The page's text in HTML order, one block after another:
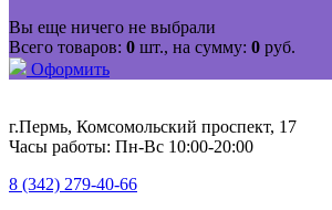
Вы еще ничего не выбрали
Всего товаров: 0 шт., на сумму: 0 руб.
Оформить
г.Пермь, Комсомольский проспект, 17
Часы работы: Пн-Вс 10:00-20:00
8 (342) 279-40-66